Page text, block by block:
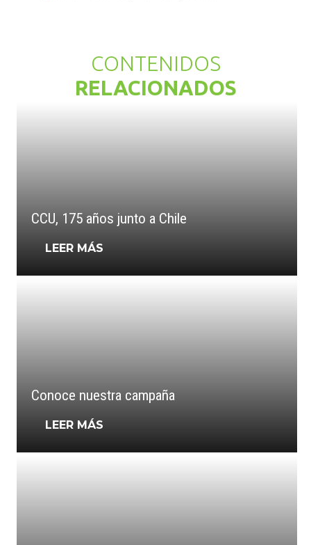
CONTENIDOS
RELACIONADOS
CCU, 175 años junto a Chile
LEER MÁS
Conoce nuestra campaña
LEER MÁS